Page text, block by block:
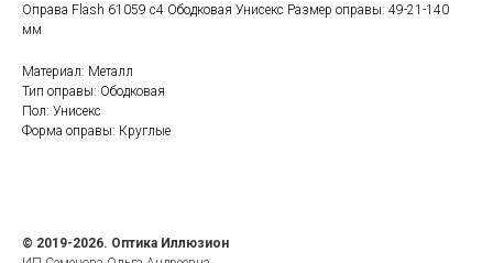
Оправа Flash 61059 c4 Ободковая Унисекс Размер оправы: 49-21-140
мм
Материал: Металл
Тип оправы: Ободковая
Пол: Унисекс
Форма оправы: Круглые
© 2019-2026. Оптика Иллюзион